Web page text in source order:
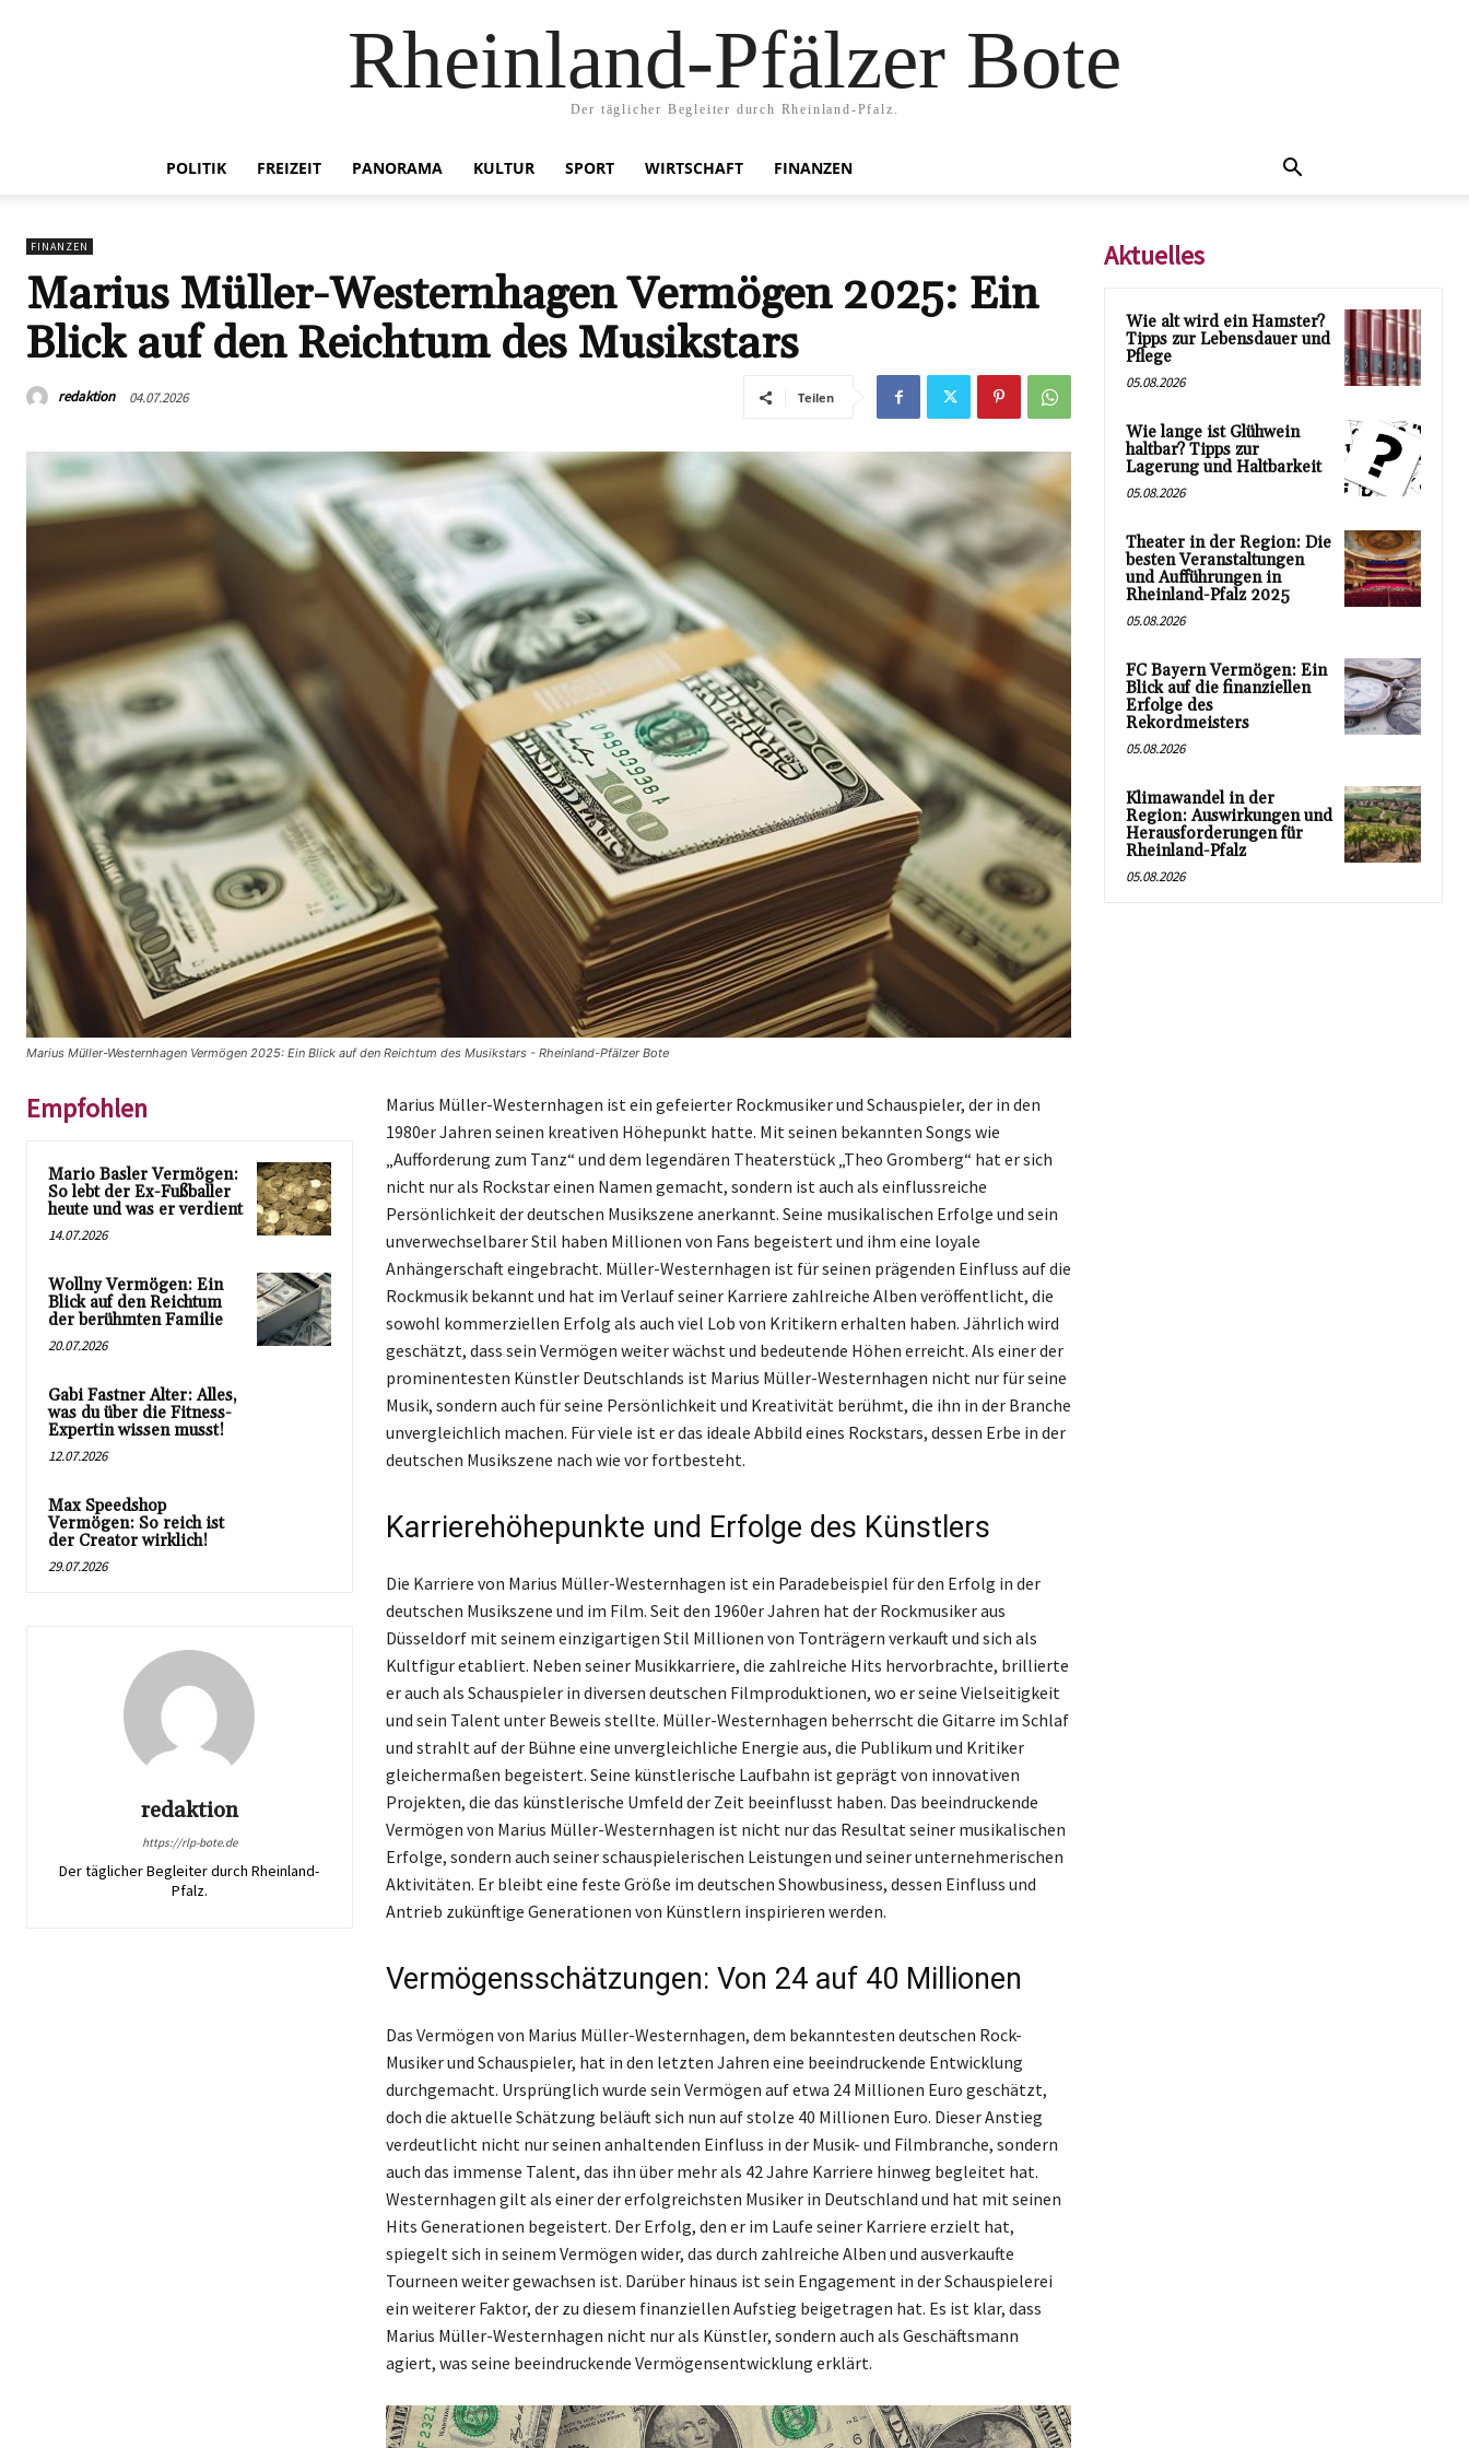
Rheinland-Pfälzer Bote
Der täglicher Begleiter durch Rheinland-Pfalz.
POLITIK FREIZEIT PANORAMA KULTUR SPORT WIRTSCHAFT FINANZEN
FINANZEN
Marius Müller-Westernhagen Vermögen 2025: Ein
Blick auf den Reichtum des Musikstars
redaktion 04.07.2026 Teilen
Marius Müller-Westernhagen Vermögen 2025: Ein Blick auf den Reichtum des Musikstars - Rheinland-Pfälzer Bote
Empfohlen
Mario Basler Vermögen:
So lebt der Ex-Fußballer
heute und was er verdient
14.07.2026
Wollny Vermögen: Ein
Blick auf den Reichtum
der berühmten Familie
20.07.2026
Gabi Fastner Alter: Alles,
was du über die Fitness-
Expertin wissen musst!
12.07.2026
Max Speedshop
Vermögen: So reich ist
der Creator wirklich!
29.07.2026
redaktion
https://rlp-bote.de
Der täglicher Begleiter durch Rheinland-
Pfalz.
Marius Müller-Westernhagen ist ein gefeierter Rockmusiker und Schauspieler, der in den
1980er Jahren seinen kreativen Höhepunkt hatte. Mit seinen bekannten Songs wie
„Aufforderung zum Tanz“ und dem legendären Theaterstück „Theo Gromberg“ hat er sich
nicht nur als Rockstar einen Namen gemacht, sondern ist auch als einflussreiche
Persönlichkeit der deutschen Musikszene anerkannt. Seine musikalischen Erfolge und sein
unverwechselbarer Stil haben Millionen von Fans begeistert und ihm eine loyale
Anhängerschaft eingebracht. Müller-Westernhagen ist für seinen prägenden Einfluss auf die
Rockmusik bekannt und hat im Verlauf seiner Karriere zahlreiche Alben veröffentlicht, die
sowohl kommerziellen Erfolg als auch viel Lob von Kritikern erhalten haben. Jährlich wird
geschätzt, dass sein Vermögen weiter wächst und bedeutende Höhen erreicht. Als einer der
prominentesten Künstler Deutschlands ist Marius Müller-Westernhagen nicht nur für seine
Musik, sondern auch für seine Persönlichkeit und Kreativität berühmt, die ihn in der Branche
unvergleichlich machen. Für viele ist er das ideale Abbild eines Rockstars, dessen Erbe in der
deutschen Musikszene nach wie vor fortbesteht.
Karrierehöhepunkte und Erfolge des Künstlers
Die Karriere von Marius Müller-Westernhagen ist ein Paradebeispiel für den Erfolg in der
deutschen Musikszene und im Film. Seit den 1960er Jahren hat der Rockmusiker aus
Düsseldorf mit seinem einzigartigen Stil Millionen von Tonträgern verkauft und sich als
Kultfigur etabliert. Neben seiner Musikkarriere, die zahlreiche Hits hervorbrachte, brillierte
er auch als Schauspieler in diversen deutschen Filmproduktionen, wo er seine Vielseitigkeit
und sein Talent unter Beweis stellte. Müller-Westernhagen beherrscht die Gitarre im Schlaf
und strahlt auf der Bühne eine unvergleichliche Energie aus, die Publikum und Kritiker
gleichermaßen begeistert. Seine künstlerische Laufbahn ist geprägt von innovativen
Projekten, die das künstlerische Umfeld der Zeit beeinflusst haben. Das beeindruckende
Vermögen von Marius Müller-Westernhagen ist nicht nur das Resultat seiner musikalischen
Erfolge, sondern auch seiner schauspielerischen Leistungen und seiner unternehmerischen
Aktivitäten. Er bleibt eine feste Größe im deutschen Showbusiness, dessen Einfluss und
Antrieb zukünftige Generationen von Künstlern inspirieren werden.
Vermögensschätzungen: Von 24 auf 40 Millionen
Das Vermögen von Marius Müller-Westernhagen, dem bekanntesten deutschen Rock-
Musiker und Schauspieler, hat in den letzten Jahren eine beeindruckende Entwicklung
durchgemacht. Ursprünglich wurde sein Vermögen auf etwa 24 Millionen Euro geschätzt,
doch die aktuelle Schätzung beläuft sich nun auf stolze 40 Millionen Euro. Dieser Anstieg
verdeutlicht nicht nur seinen anhaltenden Einfluss in der Musik- und Filmbranche, sondern
auch das immense Talent, das ihn über mehr als 42 Jahre Karriere hinweg begleitet hat.
Westernhagen gilt als einer der erfolgreichsten Musiker in Deutschland und hat mit seinen
Hits Generationen begeistert. Der Erfolg, den er im Laufe seiner Karriere erzielt hat,
spiegelt sich in seinem Vermögen wider, das durch zahlreiche Alben und ausverkaufte
Tourneen weiter gewachsen ist. Darüber hinaus ist sein Engagement in der Schauspielerei
ein weiterer Faktor, der zu diesem finanziellen Aufstieg beigetragen hat. Es ist klar, dass
Marius Müller-Westernhagen nicht nur als Künstler, sondern auch als Geschäftsmann
agiert, was seine beeindruckende Vermögensentwicklung erklärt.
Aktuelles
Wie alt wird ein Hamster?
Tipps zur Lebensdauer und
Pflege
05.08.2026
Wie lange ist Glühwein
haltbar? Tipps zur
Lagerung und Haltbarkeit
05.08.2026
Theater in der Region: Die
besten Veranstaltungen
und Aufführungen in
Rheinland-Pfalz 2025
05.08.2026
FC Bayern Vermögen: Ein
Blick auf die finanziellen
Erfolge des
Rekordmeisters
05.08.2026
Klimawandel in der
Region: Auswirkungen und
Herausforderungen für
Rheinland-Pfalz
05.08.2026